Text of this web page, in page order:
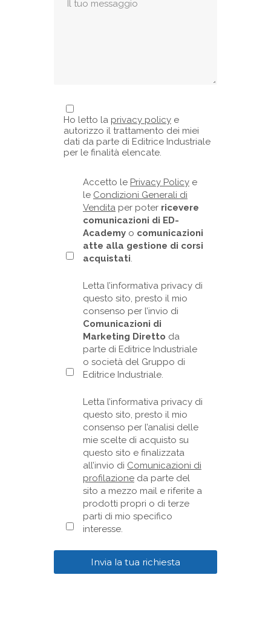
Ho letto la privacy policy e
autorizzo il trattamento dei miei
dati da parte di Editrice Industriale
per le finalità elencate.
Accetto le Privacy Policy e
le Condizioni Generali di
Vendita per poter ricevere
comunicazioni di ED-
Academy o comunicazioni
atte alla gestione di corsi
acquistati.
Letta l’informativa privacy di
questo sito, presto il mio
consenso per l’invio di
Comunicazioni di
Marketing Diretto da
parte di Editrice Industriale
o società del Gruppo di
Editrice Industriale.
Letta l’informativa privacy di
questo sito, presto il mio
consenso per l’analisi delle
mie scelte di acquisto su
questo sito e finalizzata
all’invio di Comunicazioni di
profilazione da parte del
sito a mezzo mail e riferite a
prodotti propri o di terze
parti di mio specifico
interesse.